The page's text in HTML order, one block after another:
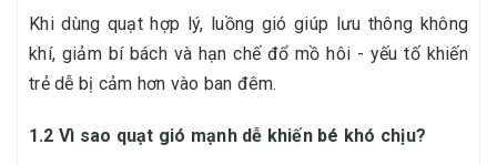
Khi dùng quạt hợp lý, luồng gió giúp lưu thông không
khí, giảm bí bách và hạn chế đổ mồ hôi - yếu tố khiến
trẻ dễ bị cảm hơn vào ban đêm.
1.2 Vì sao quạt gió mạnh dễ khiến bé khó chịu?